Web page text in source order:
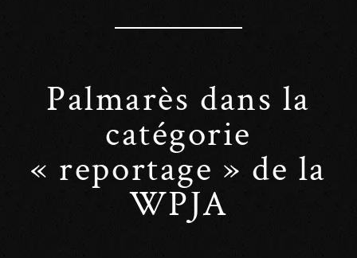
Palmarès dans la
catégorie
« reportage » de la
WPJA